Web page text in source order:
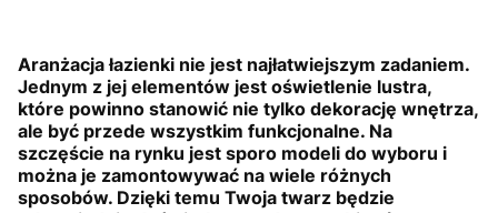
Aranżacja łazienki nie jest najłatwiejszym zadaniem.
Jednym z jej elementów jest oświetlenie lustra,
które powinno stanowić nie tylko dekorację wnętrza,
ale być przede wszystkim funkcjonalne. Na
szczęście na rynku jest sporo modeli do wyboru i
można je zamontowywać na wiele różnych
sposobów. Dzięki temu Twoja twarz będzie